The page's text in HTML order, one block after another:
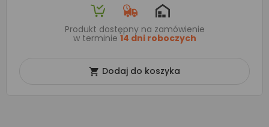
Produkt dostępny na zamówienie
w terminie 14 dni roboczych
 Dodaj do koszyka